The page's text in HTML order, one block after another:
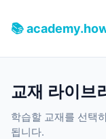
📚
교재 라이브
학습할 교재를 선택
됩니다.